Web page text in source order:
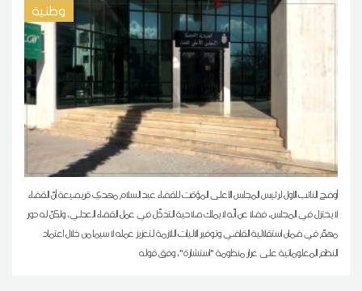
وطنية
أوضح النائب الأول لرئيس المجلس الأعلى المؤقت للقضاء عبد السلام مهدي قريصيعة أنّ القضاء
لا يختزل في المجلس، فضلا عن أنّه لا يملك صلاحية التدخّل في عمل القضاء العدلي، ولكنّ له دور
مهمّ في ضمان استقلالية القاضي وتوفير الآليات اللازمة لتعزيز عمله لا سيما من خلال اعتماد
النظم المعلوماتية على غرار منظومة "استشارة"، وفق قوله